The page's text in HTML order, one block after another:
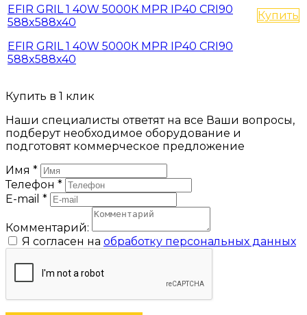
EFIR GRIL 1 40W 5000К MPR IP40 CRI90
588x588x40
EFIR GRIL 1 40W 5000К MPR IP40 CRI90
588x588x40
Купить
Купить в 1 клик
Наши специалисты ответят на все Ваши вопросы,
подберут необходимое оборудование и
подготовят коммерческое предложение
Имя *
Телефон *
E-mail *
Комментарий:
Я согласен на обработку персональных данных